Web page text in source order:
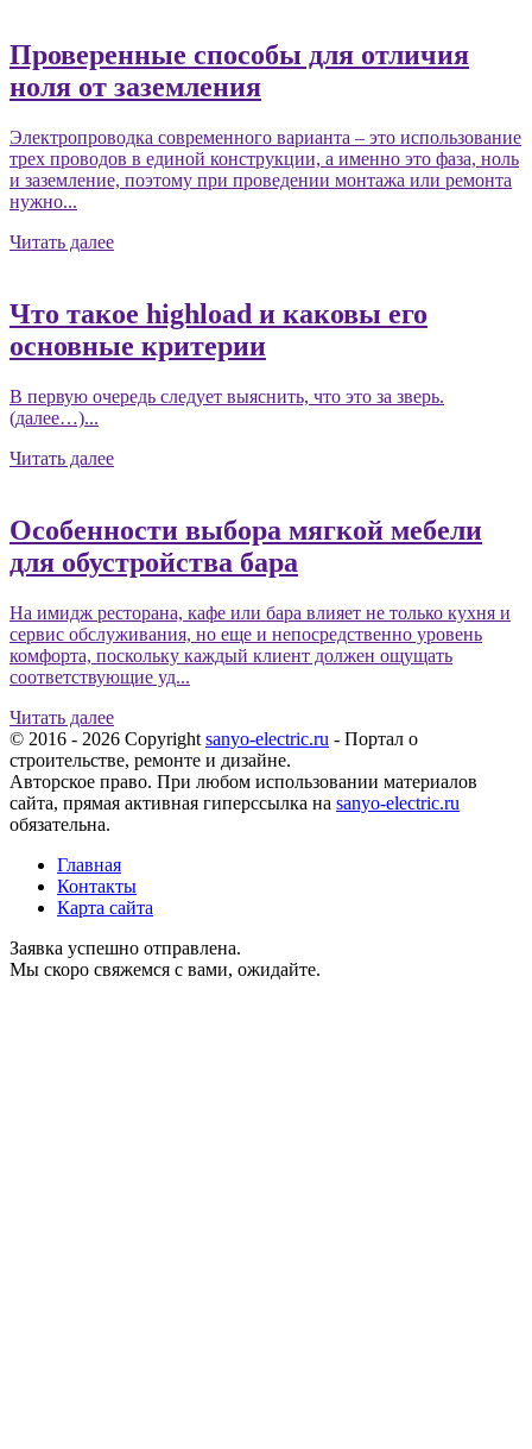
Проверенные способы для отличия
ноля от заземления
Электропроводка современного варианта – это использование
трех проводов в единой конструкции, а именно это фаза, ноль
и заземление, поэтому при проведении монтажа или ремонта
нужно...
Читать далее
Что такое highload и каковы его
основные критерии
В первую очередь следует выяснить, что это за зверь.
(далее…)...
Читать далее
Особенности выбора мягкой мебели
для обустройства бара
На имидж ресторана, кафе или бара влияет не только кухня и
сервис обслуживания, но еще и непосредственно уровень
комфорта, поскольку каждый клиент должен ощущать
соответствующие уд...
Читать далее
© 2016 - 2026 Copyright sanyo-electric.ru - Портал о
строительстве, ремонте и дизайне.
Авторское право. При любом использовании материалов
сайта, прямая активная гиперссылка на sanyo-electric.ru
обязательна.
Главная
Контакты
Карта сайта
Заявка успешно отправлена.
Мы скоро свяжемся с вами, ожидайте.